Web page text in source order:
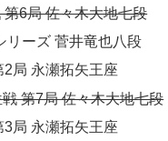
6局 佐々木大地七段
ーズ 菅井竜也八段
局 永瀬拓矢王座
第7局 佐々木大地七段
局 永瀬拓矢王座